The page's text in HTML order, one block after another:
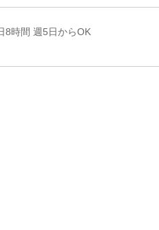
8時間 週5日からOK